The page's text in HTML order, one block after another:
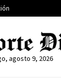
agosto 9, 2026